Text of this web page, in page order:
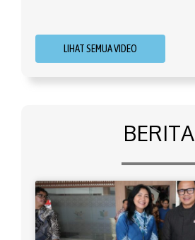
LIHAT SEMUA VIDEO
BERITA